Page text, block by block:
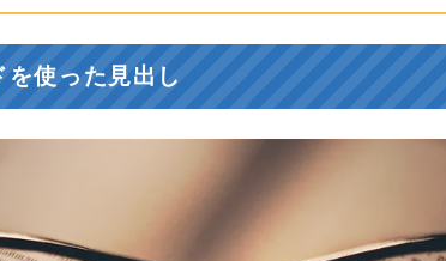
を使った見出し